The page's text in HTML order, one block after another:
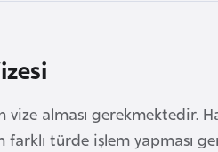
alması gerekmektedir.
türde işlem yapması